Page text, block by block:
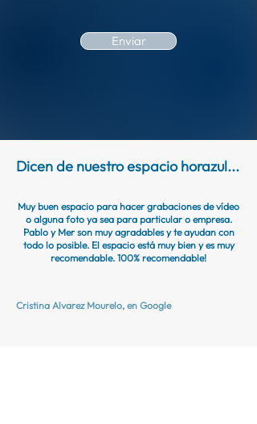
Enviar
Dicen de nuestro espacio horazul...
Muy buen espacio para hacer grabaciones de vídeo
o alguna foto ya sea para particular o empresa.
Pablo y Mer son muy agradables y te ayudan con
todo lo posible. El espacio está muy bien y es muy
recomendable. 100% recomendable!
Cristina Alvarez Mourelo, en Google